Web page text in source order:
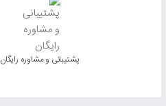
پشتیبانی و مشاوره رایگان